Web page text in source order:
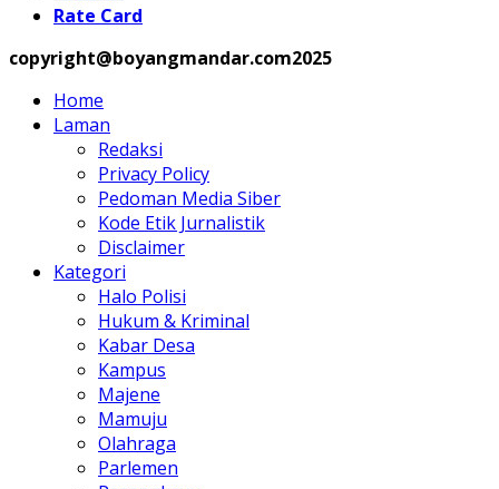
Rate Card
copyright@boyangmandar.com2025
Home
Laman
Redaksi
Privacy Policy
Pedoman Media Siber
Kode Etik Jurnalistik
Disclaimer
Kategori
Halo Polisi
Hukum & Kriminal
Kabar Desa
Kampus
Majene
Mamuju
Olahraga
Parlemen